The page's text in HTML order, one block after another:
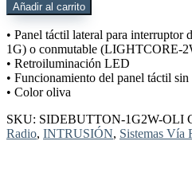
OLI
Panel
táctil
Lateral
interruptor
luz
oliva
cantidad
Añadir al carrito
• Panel táctil lateral para
1G) o conmutable (LIGHTCORE-
• Retroiluminación LED
• Funcionamiento del panel táctil sin
• Color oliva
SKU: SIDEBUTTON-1G2W-OLI
Radio, INTRUSIÓN, Sistemas Vía